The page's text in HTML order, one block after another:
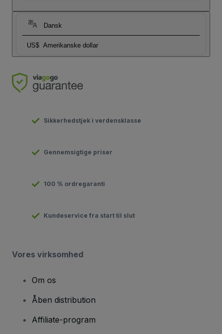
Dansk
US$ Amerikanske dollar
Sikkerhedstjek i verdensklasse
Gennemsigtige priser
100 % ordregaranti
Kundeservice fra start til slut
Vores virksomhed
Om os
Åben distribution
Affiliate-program